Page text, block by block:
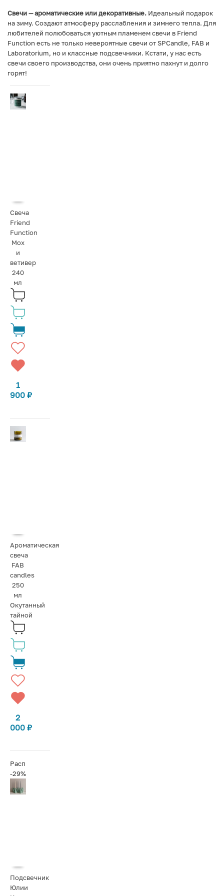
Свечи — ароматические или декоративные. Идеальный подарок
на зиму. Создают атмосферу расслабления и зимнего тепла. Для
любителей полюбоваться уютным пламенем свечи в Friend
Function есть не только невероятные свечи от SPCandle, FAB и
Laboratorium, но и классные подсвечники. Кстати, у нас есть
свечи своего производства, они очень приятно пахнут и долго
горят!
Свеча
Friend
Function
Мох
и
ветивер
240
мл
1
900 ₽
Ароматическая
свеча
FAB
candles
250
мл
Окутанный
тайной
2
000 ₽
Распродажа
-29%
Подсвечник
Юлии